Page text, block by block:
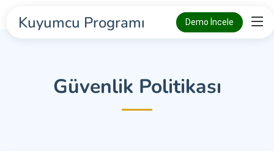
Kuyumcu Programı Demo İncele
Güvenlik Politikası